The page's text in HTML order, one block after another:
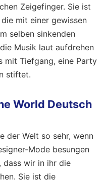
Zeigefinger. Sie ist
mit einer gewissen
selben sinkenden
Musik laut aufdrehen
mit Tiefgang, eine Party
stiftet.
World Deutsch
der Welt so sehr, wenn
Mode besungen
dass wir in ihr die
Sie ist die